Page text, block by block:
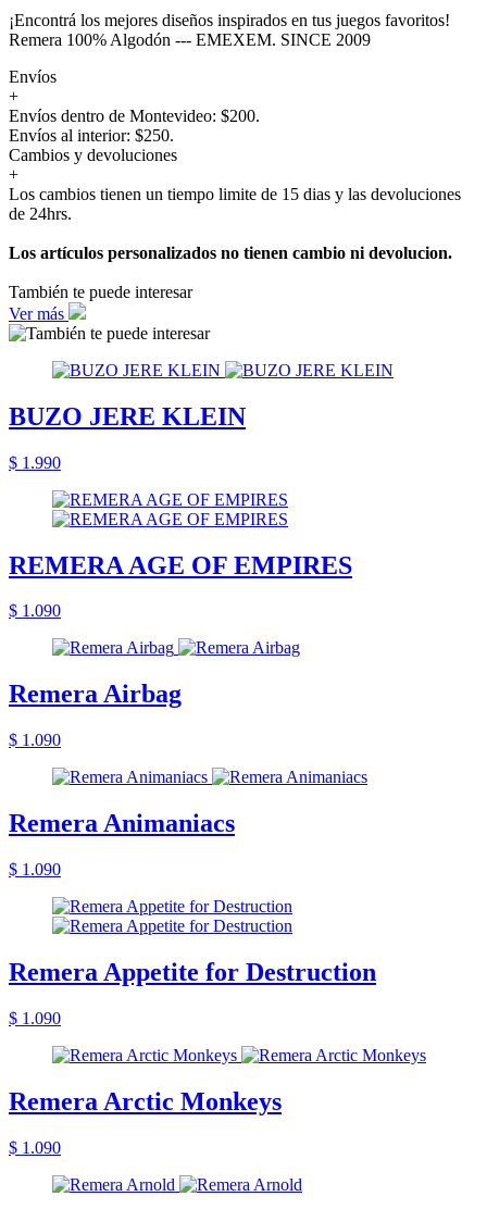
¡Encontrá los mejores diseños inspirados en tus juegos favoritos!
Remera 100% Algodón --- EMEXEM. SINCE 2009
Envíos
+
Envíos dentro de Montevideo: $200.
Envíos al interior: $250.
Cambios y devoluciones
+
Los cambios tienen un tiempo limite de 15 dias y las devoluciones
de 24hrs.
Los artículos personalizados no tienen cambio ni devolucion.
También te puede interesar
Ver más
BUZO JERE KLEIN
$ 1.990
REMERA AGE OF EMPIRES
$ 1.090
Remera Airbag
$ 1.090
Remera Animaniacs
$ 1.090
Remera Appetite for Destruction
$ 1.090
Remera Arctic Monkeys
$ 1.090